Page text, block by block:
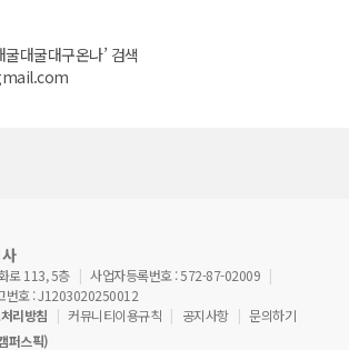
대굴대구온나’ 검색
로 113, 5층
사업자등록번호 : 572-87-02009
번호 : J1203020250012
리방침 커뮤니티이용규칙 공지사항
문의하기
퍼스픽)